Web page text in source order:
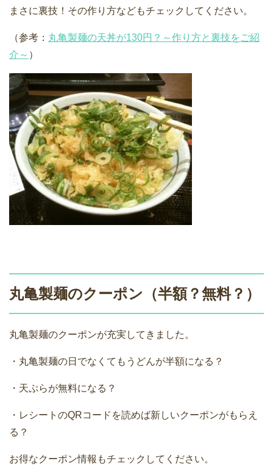
まさに裏技！その作り方などもチェックしてください。
（参考： 丸亀製麺の天丼が130円？～作り方と裏技をご紹
介～ ）
丸亀製麺のクーポン（半額？無料？）
丸亀製麺のクーポンが充実してきました。
・丸亀製麺の日でなくてもうどんが半額になる？
・天ぷらが無料になる？
・レシートのQRコードを読めば新しいクーポンがもらえ
る？
お得なクーポン情報もチェックしてください。